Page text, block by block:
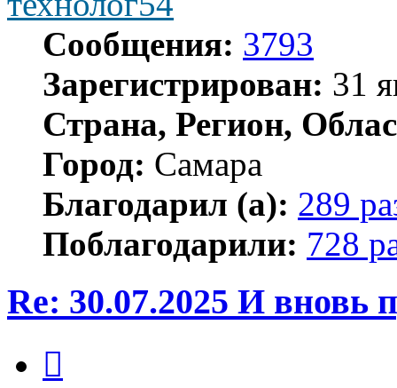
Сообщения: 3793
Зарегистрирован: 31
Страна, Регион,
Город: Самара
Благодарил (а): 289
Поблагодарили: 728
Re: 30.07.2025 И вновь